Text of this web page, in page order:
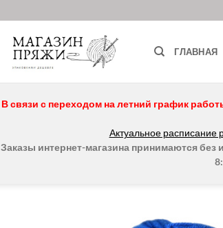
ГЛАВНАЯ
В связи с переходом на летний график
Актуальное расписание
Заказы интернет-магазина принимаются без